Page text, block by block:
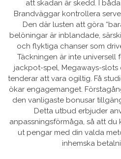
att skadan är skedd. I
Brandväggar kontrollera
Den där lusten att göra
belöningar är inblandade,
och flyktiga chanser som
Täckningen är inte universell
jackpot-spel, Megaways-
tenderar att vara ogiltig. Få
ökar engagemanget.
den vanligaste bonusar
Detta utbud erbjuder
anpassningsförmåga, så att
ut pengar med din valda
inhemska